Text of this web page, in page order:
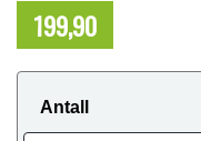
199,90
Antall